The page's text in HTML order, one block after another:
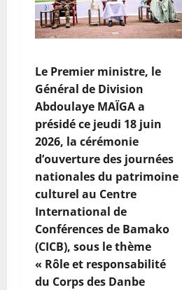
Le Premier ministre, le
Général de Division
Abdoulaye MAÏGA a
présidé ce jeudi 18 juin
2026, la cérémonie
d’ouverture des journées
nationales du patrimoine
culturel au Centre
International de
Conférences de Bamako
(CICB), sous le thème
« Rôle et responsabilité
du Corps des Danbe